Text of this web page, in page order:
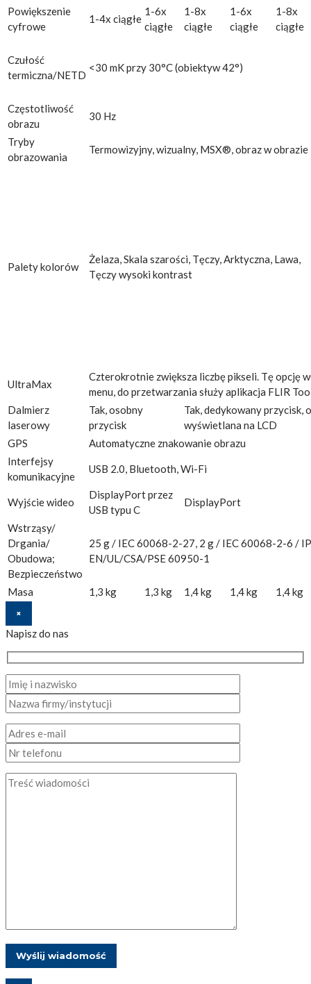
Powiększenie
cyfrowe
1-4x ciągłe
1-6x
ciągłe
1-8x
ciągłe
1-6x
ciągłe
1-8x
ciągłe
Czułość
termiczna/NETD
<30 mK przy 30°C (obiektyw 42°)
Częstotliwość
obrazu
30 Hz
Tryby
obrazowania
Termowizyjny, wizualny, MSX®, obraz w obrazie
Palety kolorów
Żelaza, Skala szarości, Tęczy, Arktyczna, Lawa,
Tęczy wysoki kontrast
UltraMax
Czterokrotnie zwiększa liczbę pikseli. Tę opcję
menu, do przetwarzania służy aplikacja FLIR
Dalmierz
laserowy
Tak, osobny
przycisk
Tak, dedykowany przycisk,
wyświetlana na LCD
GPS
Automatyczne znakowanie obrazu
Interfejsy
komunikacyjne
USB 2.0, Bluetooth, Wi-Fi
Wyjście wideo
DisplayPort przez
USB typu C
DisplayPort
Wstrząsy/
Drgania/
Obudowa;
Bezpieczeństwo
25 g / IEC 60068-2-27, 2 g / IEC 60068-2-6 /
EN/UL/CSA/PSE 60950-1
Masa 1,3 kg 1,3 kg 1,4 kg 1,4 kg 1,4 kg
×
Napisz do nas